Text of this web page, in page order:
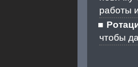
работы
чтобы